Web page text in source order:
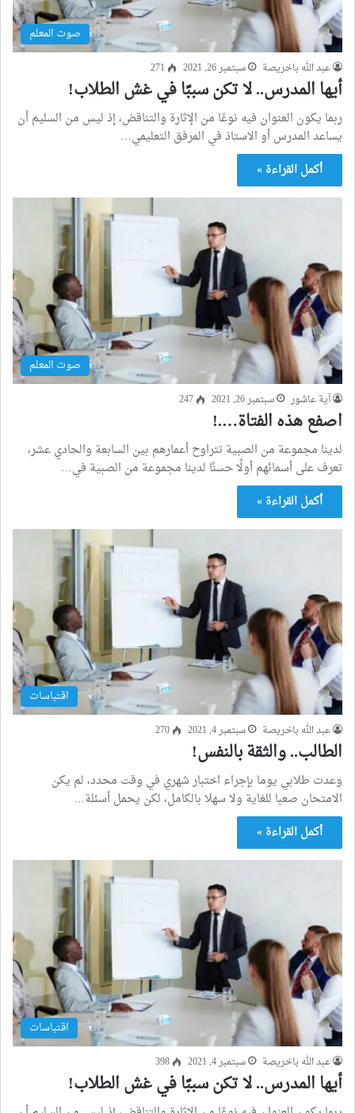
صوت المعلم
عبد الله باخريصة سبتمبر 26, 2021 271
أيها المدرس.. لا تكن سببًا في غش الطلاب!
ربما يكون العنوان فيه نوعًا من الإثارة والتناقض، إذ ليس من السليم أن
يساعد المدرس أو الاستاذ في المرفق التعليمي…
أكمل القراءة »
صوت المعلم
آية عاشور سبتمبر 26, 2021 247
اصفع هذه الفتاة….!
لدينا مجموعة من الصبية تتراوح أعمارهم بين السابعة والحادي عشر،
تعرف على أسمائهم أولًا حسنًا لدينا مجموعة من الصبية في…
أكمل القراءة »
اقتباسات
عبد الله باخريصة سبتمبر 4, 2021 270
الطالب.. والثقة بالنفس!
وعدت طلابي يوما بإجراء اختبار شهري في وقت محدد، لم يكن
الامتحان صعبا للغاية ولا سهلا بالكامل، لكن يحمل أسئلة…
أكمل القراءة »
اقتباسات
عبد الله باخريصة سبتمبر 4, 2021 398
أيها المدرس.. لا تكن سببًا في غش الطلاب!